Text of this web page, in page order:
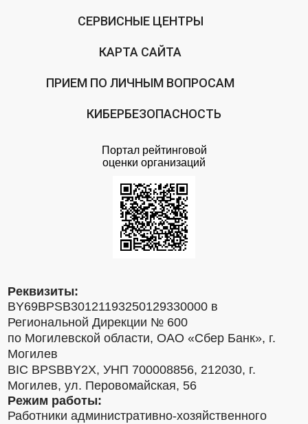
СЕРВИСНЫЕ ЦЕНТРЫ
КАРТА САЙТА
ПРИЕМ ПО ЛИЧНЫМ ВОПРОСАМ
КИБЕРБЕЗОПАСНОСТЬ
Портал рейтинговой
оценки организаций
Реквизиты:
BY69BPSB30121193250129330000 в
Региональной Дирекции № 600
по Могилевской области, ОАО «Сбер Банк», г.
Могилев
BIC BPSBBY2X, УНП 700008856, 212030, г.
Могилев, ул. Перовомайская, 56
Режим работы:
Работники административно-хозяйственного